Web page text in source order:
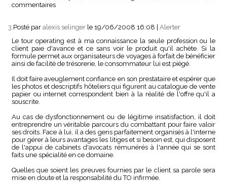
commentaires
3. Posté par alexis selinger le 19/06/2008 16:08
Alerter
Le tour operating est à ma connaissance la seule profession ou le
client paie d'avance et ce sans voir le produit qu'il achète. Si la
formule permet aux organisateurs de voyages à forfait de bénéficier
ainsi de facilité de trésorerie, le consommateur lui est piégé.
Il doit faire aveuglement confiance en son prestataire et espérer que
les photos et descriptifs hôteliers qui figurent au catalogue de vente
papier ou internet correspondent bien à la réalité de l'offre qu'il a
souscrite.
Au cas de dysfonctionnement ou de légitime insatisfaction, il doit
entreprendre un véritable parcours du combattant pour faire valoir
ses droits. Face à lui, il a des gens parfaitement organisés à l'interne
pour gérer à leurs avantages les litiges et si besoin est, qui disposent
de l'appui de cabinets d'avocats rémunérés à l'année qui se sont
faits une spécialité en ce domaine.
Quelles que soient les preuves fournies par le client sa parole sera
mise en doute et la responsabilité du TO infirmée.